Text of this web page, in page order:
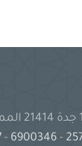
-
6900346
-
6900347